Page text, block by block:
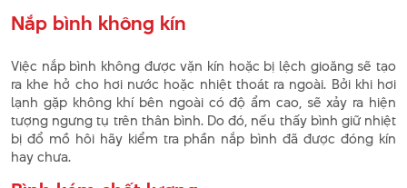
Nắp bình không kín
Việc nắp bình không được vặn kín hoặc bị lệch gioăng sẽ tạo
ra khe hở cho hơi nước hoặc nhiệt thoát ra ngoài. Bởi khi hơi
lạnh gặp không khí bên ngoài có độ ẩm cao, sẽ xảy ra hiện
tượng ngưng tụ trên thân bình. Do đó, nếu thấy bình giữ nhiệt
bị đổ mồ hôi hãy kiểm tra phần nắp bình đã được đóng kín
hay chưa.